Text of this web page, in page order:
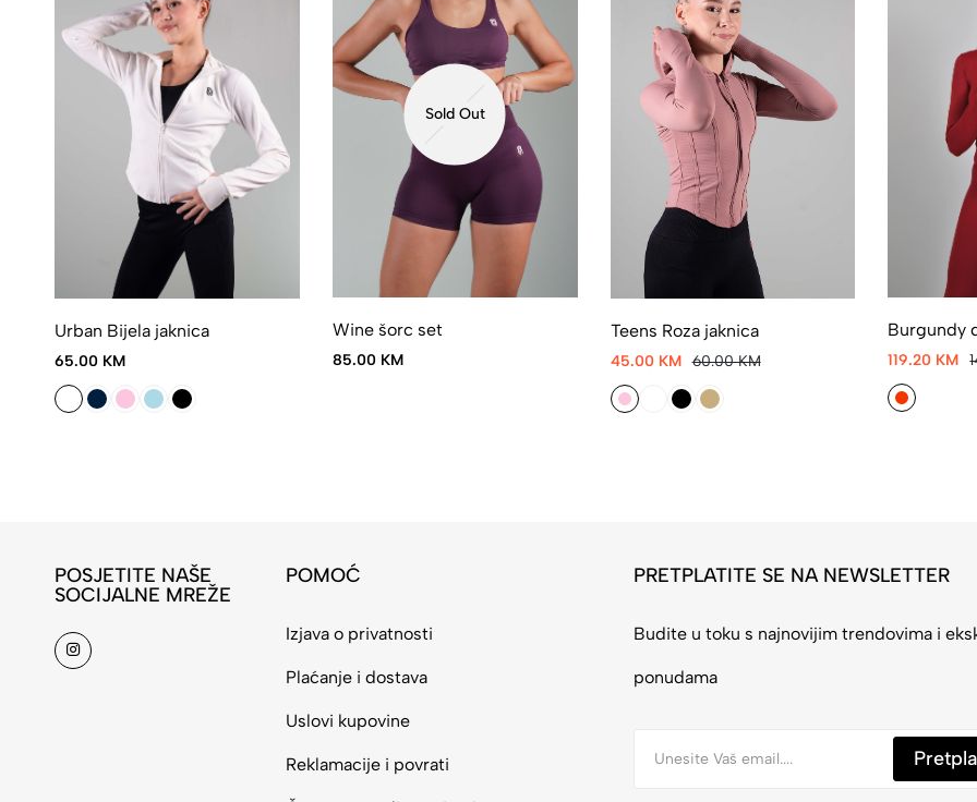
Urban Bijela jaknica
65.00 KM
Sold Out
Wine šorc set
85.00 KM
Teens Roza jaknica
45.00 KM 60.00 KM
Burgundy
119.20 KM
POSJETITE NAŠE
SOCIJALNE MREŽE
POMOĆ
Izjava o privatnosti
Plaćanje i dostava
Uslovi kupovine
Reklamacije i povrati
PRETPLATITE SE NA NEWSLETTER
Budite u toku s najnovijim trendovima i
ponudama